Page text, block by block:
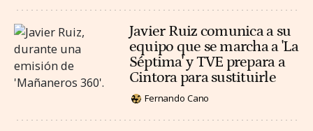
Javier Ruiz comunica a su
equipo que se marcha a 'La
Séptima' y TVE prepara a
Cintora para sustituirle
Fernando Cano